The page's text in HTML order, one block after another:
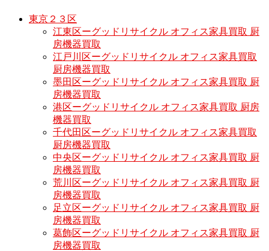
東京２３区
江東区ーグッドリサイクル オフィス家具買取 厨
房機器買取
江戸川区ーグッドリサイクル オフィス家具買取
厨房機器買取
墨田区ーグッドリサイクル オフィス家具買取 厨
房機器買取
港区ーグッドリサイクル オフィス家具買取 厨房
機器買取
千代田区ーグッドリサイクル オフィス家具買取
厨房機器買取
中央区ーグッドリサイクル オフィス家具買取 厨
房機器買取
荒川区ーグッドリサイクル オフィス家具買取 厨
房機器買取
足立区ーグッドリサイクル オフィス家具買取 厨
房機器買取
葛飾区ーグッドリサイクル オフィス家具買取 厨
房機器買取